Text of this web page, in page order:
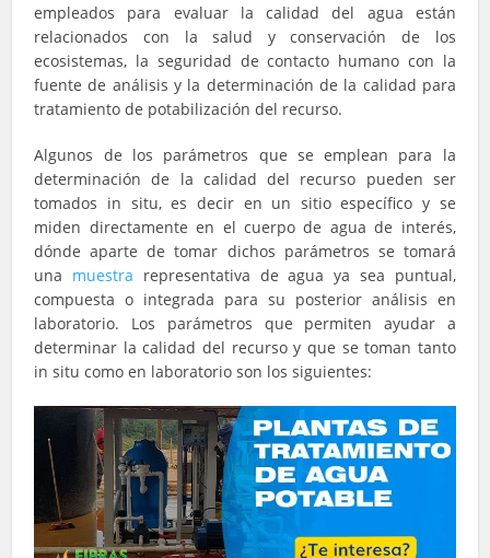
empleados para evaluar la calidad del agua están
relacionados con la salud y conservación de los
ecosistemas, la seguridad de contacto humano con la
fuente de análisis y la determinación de la calidad para
tratamiento de potabilización del recurso.
Algunos de los parámetros que se emplean para la
determinación de la calidad del recurso pueden ser
tomados in situ, es decir en un sitio específico y se
miden directamente en el cuerpo de agua de interés,
dónde aparte de tomar dichos parámetros se tomará
una muestra representativa de agua ya sea puntual,
compuesta o integrada para su posterior análisis en
laboratorio. Los parámetros que permiten ayudar a
determinar la calidad del recurso y que se toman tanto
in situ como en laboratorio son los siguientes: